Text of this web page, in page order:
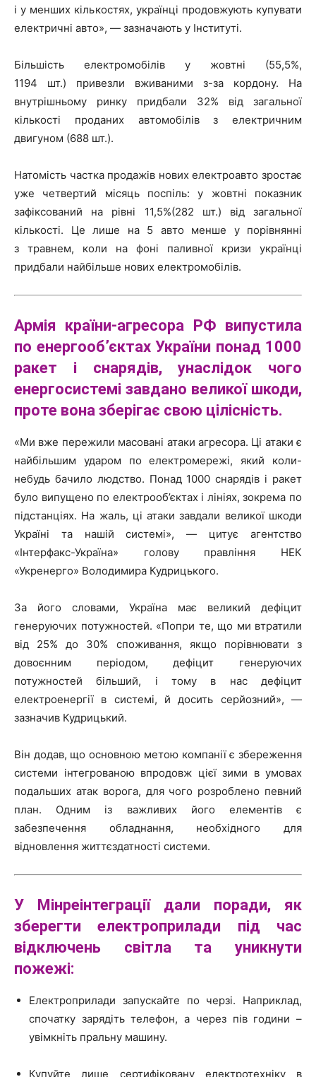
і у менших кількостях, українці продовжують купувати
електричні авто», — зазначають у Інституті.
Більшість електромобілів у жовтні (55,5%,
1194 шт.) привезли вживаними з-за кордону. На
внутрішньому ринку придбали 32% від загальної
кількості проданих автомобілів з електричним
двигуном (688 шт.).
Натомість частка продажів нових електроавто зростає
уже четвертий місяць поспіль: у жовтні показник
зафіксований на рівні 11,5%(282 шт.) від загальної
кількості. Це лише на 5 авто менше у порівнянні
з травнем, коли на фоні паливної кризи українці
придбали найбільше нових електромобілів.
Армія країни-агресора РФ випустила
по енергооб’єктах України понад 1000
ракет і снарядів, унаслідок чого
енергосистемі завдано великої шкоди,
проте вона зберігає свою цілісність.
«Ми вже пережили масовані атаки агресора. Ці атаки є
найбільшим ударом по електромережі, який коли-
небудь бачило людство. Понад 1000 снарядів і ракет
було випущено по електрооб’єктах і лініях, зокрема по
підстанціях. На жаль, ці атаки завдали великої шкоди
Україні та нашій системі», — цитує агентство
«Інтерфакс-Україна» голову правління НЕК
«Укренерго» Володимира Кудрицького.
За його словами, Україна має великий дефіцит
генеруючих потужностей. «Попри те, що ми втратили
від 25% до 30% споживання, якщо порівнювати з
довоєнним періодом, дефіцит генеруючих
потужностей більший, і тому в нас дефіцит
електроенергії в системі, й досить серйозний», —
зазначив Кудрицький.
Він додав, що основною метою компанії є збереження
системи інтегрованою впродовж цієї зими в умовах
подальших атак ворога, для чого розроблено певний
план. Одним із важливих його елементів є
забезпечення обладнання, необхідного для
відновлення життєздатності системи.
У Мінреінтеграції дали поради, як
зберегти електроприлади під час
відключень світла та уникнути
пожежі:
Електроприлади запускайте по черзі. Наприклад,
спочатку зарядіть телефон, а через пів години –
увімкніть пральну машину.
Купуйте лише сертифіковану електротехніку в